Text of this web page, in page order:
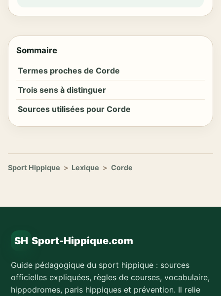
Sommaire
Termes proches de Corde
Trois sens à distinguer
Sources utilisées pour Corde
Sport Hippique > Lexique > Corde
SH Sport-Hippique.com
Guide pédagogique du sport hippique : sources
officielles expliquées, règles de courses, vocabulaire,
hippodromes, paris hippiques et prévention. Il relie